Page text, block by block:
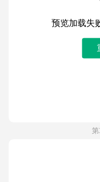
预览加载失